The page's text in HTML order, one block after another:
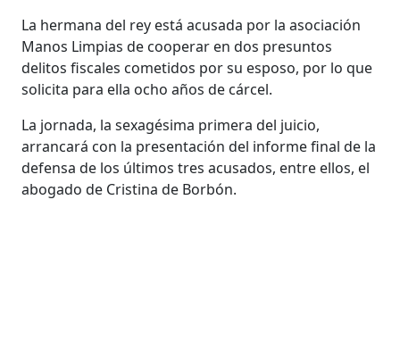
La hermana del rey está acusada por la asociación
Manos Limpias de cooperar en dos presuntos
delitos fiscales cometidos por su esposo, por lo que
solicita para ella ocho años de cárcel.
La jornada, la sexagésima primera del juicio,
arrancará con la presentación del informe final de la
defensa de los últimos tres acusados, entre ellos, el
abogado de Cristina de Borbón.